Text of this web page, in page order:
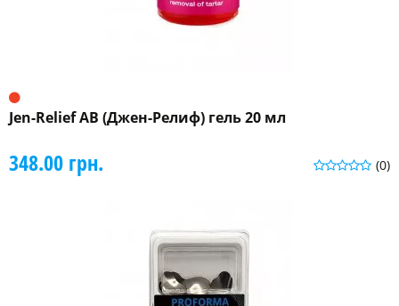
Jen-Relief AB (Джен-Релиф) гель 20 мл
(0)
348.00 грн.